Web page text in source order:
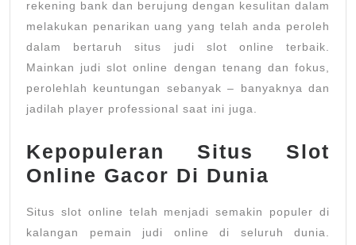
rekening bank dan berujung dengan kesulitan dalam
melakukan penarikan uang yang telah anda peroleh
dalam bertaruh situs judi slot online terbaik.
Mainkan judi slot online dengan tenang dan fokus,
perolehlah keuntungan sebanyak – banyaknya dan
jadilah player professional saat ini juga.
Kepopuleran Situs Slot
Online Gacor Di Dunia
Situs slot online telah menjadi semakin populer di
kalangan pemain judi online di seluruh dunia.